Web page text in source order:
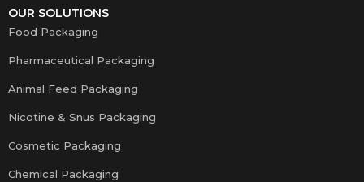
OUR SOLUTIONS
Food Packaging
Pharmaceutical Packaging
Animal Feed Packaging
Nicotine & Snus Packaging
Cosmetic Packaging
Chemical Packaging